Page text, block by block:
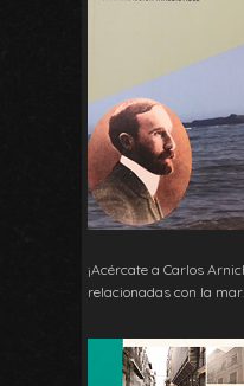
¡Acércate a Carlos
relacionadas con la mar!